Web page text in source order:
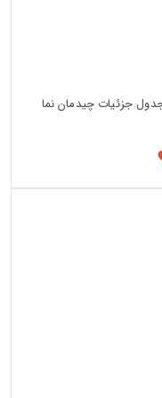
جزئیات چیدمان نما